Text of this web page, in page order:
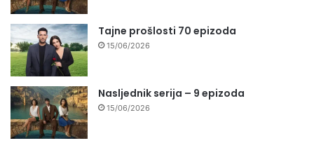
Tajne prošlosti 70 epizoda
15/06/2026
Nasljednik serija – 9 epizoda
15/06/2026